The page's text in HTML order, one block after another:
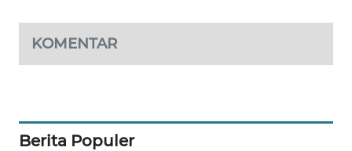
KOMENTAR
Berita Populer
MEDAN
NEWS
JAKARTA
NEWS